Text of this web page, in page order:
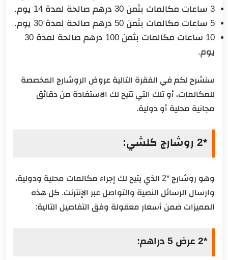
3 ساعات مكالمات بثمن 30 درهم صالحة لمدة 14 يوم.
5 ساعات مكالمات بثمن 50 درهم صالحة لمدة 30 يوم.
10 ساعات مكالمات بثمن 100 درهم صالحة لمدة 30
يوم.
سنشرح لكم في الفقرة التالية عروض الروشارج المخصصة
للمكالمات، أو تلك التي تتيح لك الاستفادة من دقائق
مجانية محلية أو دولية.
*2 روشارج كلشي:
وهو روشارج *2 الذي يتيح لك إجراء مكالمات محلية ودولية،
وارسال الرسائل النصية والتواصل عبر الإنترنت. كل هذه
المميزات ضمن أسعار معقولة وفق التفاصيل التالية:
*2 عرض 5 دراهم: